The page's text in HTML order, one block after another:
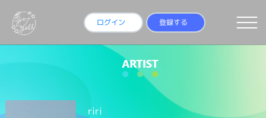
ログイン 登録する
riri